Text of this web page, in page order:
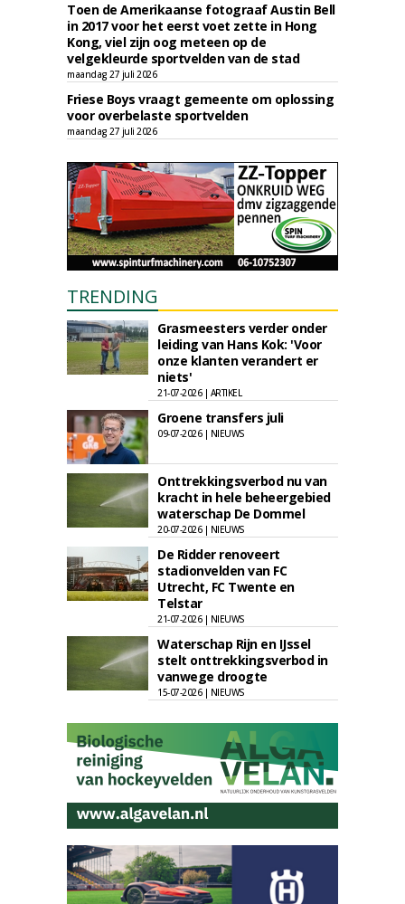
Toen de Amerikaanse fotograaf Austin Bell
in 2017 voor het eerst voet zette in Hong
Kong, viel zijn oog meteen op de
velgekleurde sportvelden van de stad
maandag 27 juli 2026
Friese Boys vraagt gemeente om oplossing
voor overbelaste sportvelden
maandag 27 juli 2026
TRENDING
Grasmeesters verder onder
leiding van Hans Kok: 'Voor
onze klanten verandert er
niets'
21-07-2026 | ARTIKEL
Groene transfers juli
09-07-2026 | NIEUWS
Onttrekkingsverbod nu van
kracht in hele beheergebied
waterschap De Dommel
20-07-2026 | NIEUWS
De Ridder renoveert
stadionvelden van FC
Utrecht, FC Twente en
Telstar
21-07-2026 | NIEUWS
Waterschap Rijn en IJssel
stelt onttrekkingsverbod in
vanwege droogte
15-07-2026 | NIEUWS